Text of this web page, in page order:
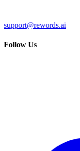
support@rewords.ai
Follow Us